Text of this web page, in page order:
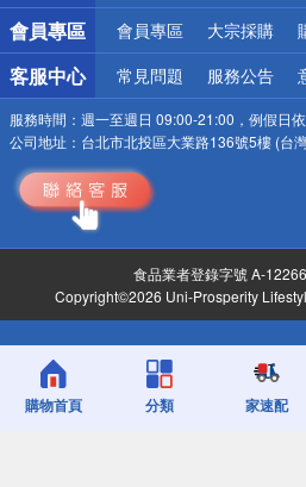
會員專區 會員專區 大宗採購
客服中心 常見問題 服務公告
服務時間： 週一至週日 09:00-21:00，例假日
公司地址： 台北市北投區大業路136號5樓 (台
食品業者登錄字號 A-
Copyright©2026 Uni-Prosperity
購物首頁 分類 家速配